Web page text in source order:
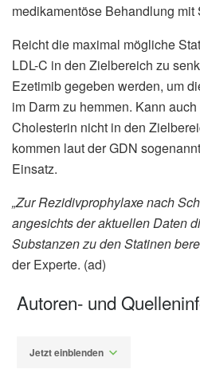
medikamentöse Behandlung mit
Reicht die maximal mögliche
LDL-C in den Zielbereich zu
Ezetimib gegeben werden, um
im Darm zu hemmen. Kann
Cholesterin nicht in den
kommen laut der GDN
Einsatz.
„Zur Rezidivprophylaxe nach
angesichts der aktuellen Daten
Substanzen zu den Statinen
der Experte. (ad)
Autoren- und
Jetzt einblenden